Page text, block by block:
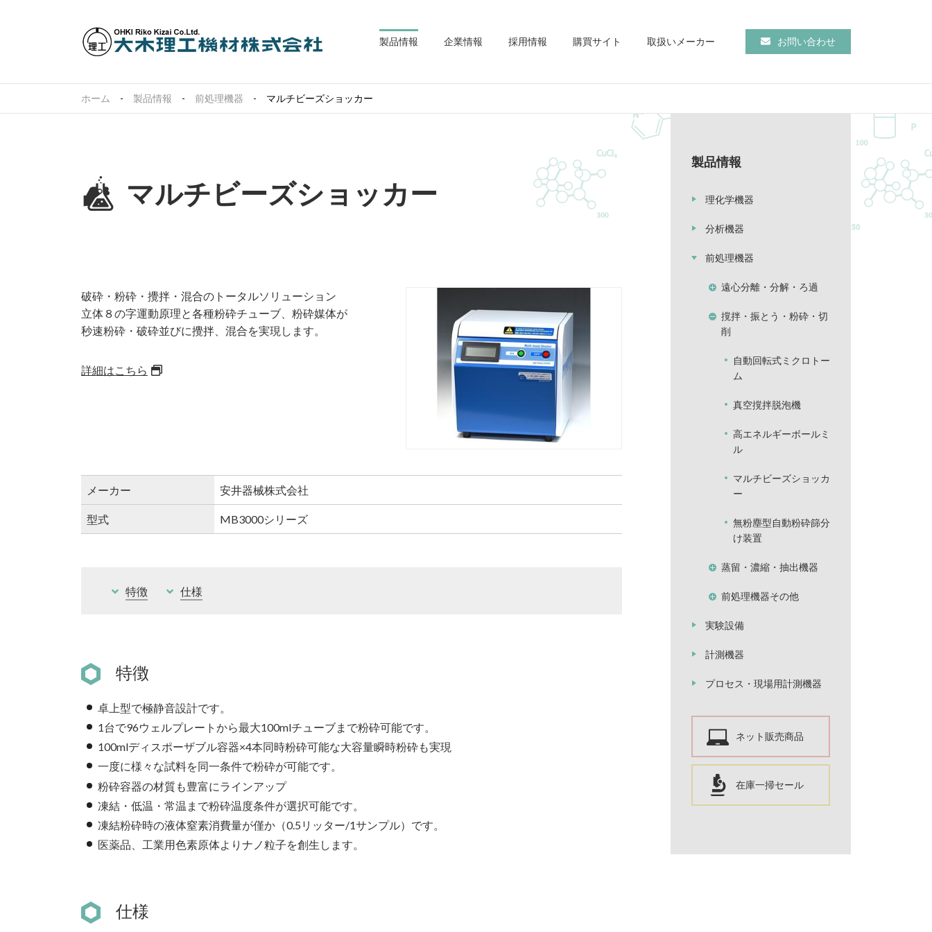
大木理工機材株式会社
製品情報 企業情報 採用情報 購買サイト 取扱いメーカー お問い合わせ
ホーム 製品情報 前処理機器 マルチビーズショッカー
マルチビーズショッカー
破砕・粉砕・攪拌・混合のトータルソリューション
立体８の字運動原理と各種粉砕チューブ、粉砕媒体が
秒速粉砕・破砕並びに攪拌、混合を実現します。
詳細はこちら
メーカー 安井器械株式会社
型式 MB3000シリーズ
特徴 仕様
特徴
卓上型で極静音設計です。
1台で96ウェルプレートから最大100mlチューブまで粉砕可能です。
100mlディスポーザブル容器×4本同時粉砕可能な大容量瞬時粉砕も実現
一度に様々な試料を同一条件で粉砕が可能です。
粉砕容器の材質も豊富にラインアップ
凍結・低温・常温まで粉砕温度条件が選択可能です。
凍結粉砕時の液体窒素消費量が僅か（0.5リッター/1サンプル）です。
医薬品、工業用色素原体よりナノ粒子を創生します。
仕様
製品情報
理化学機器
分析機器
前処理機器
遠心分離・分解・ろ過
撹拌・振とう・粉砕・切
削
自動回転式ミクロトー
ム
真空撹拌脱泡機
高エネルギーボールミ
ル
マルチビーズショッカ
ー
無粉塵型自動粉砕篩分
け装置
蒸留・濃縮・抽出機器
前処理機器その他
実験設備
計測機器
プロセス・現場用計測機器
ネット販売商品
在庫一掃セール